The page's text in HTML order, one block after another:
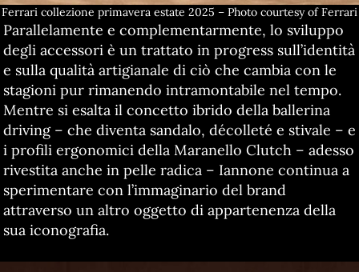
Ferrari collezione primavera estate 2025 – Photo courtesy of Ferrari
Parallelamente e complementarmente, lo sviluppo
degli accessori è un trattato in progress sull’identità
e sulla qualità artigianale di ciò che cambia con le
stagioni pur rimanendo intramontabile nel tempo.
Mentre si esalta il concetto ibrido della ballerina
driving – che diventa sandalo, décolleté e stivale – e
i profili ergonomici della Maranello Clutch – adesso
rivestita anche in pelle radica – Iannone continua a
sperimentare con l’immaginario del brand
attraverso un altro oggetto di appartenenza della
sua iconografia.